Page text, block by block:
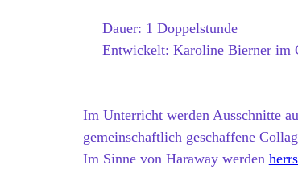
Dauer: 1 Doppelstunde
Entwickelt: Karoline Bierner im
Im Unterricht werden Ausschnitte
gemeinschaftlich geschaffene
Im Sinne von Haraway werden